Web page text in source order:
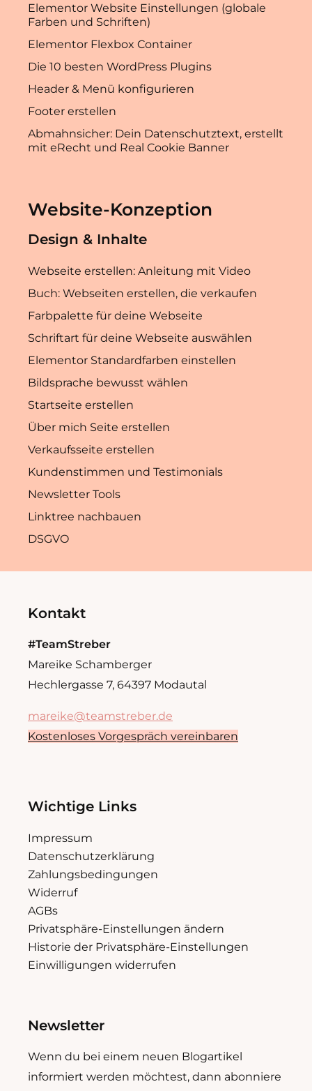
Elementor Website Einstellungen (globale
Farben und Schriften)
Elementor Flexbox Container
Die 10 besten WordPress Plugins
Header & Menü konfigurieren
Footer erstellen
Abmahnsicher: Dein Datenschutztext, erstellt
mit eRecht und Real Cookie Banner
Website-Konzeption
Design & Inhalte
Webseite erstellen: Anleitung mit Video
Buch: Webseiten erstellen, die verkaufen
Farbpalette für deine Webseite
Schriftart für deine Webseite auswählen
Elementor Standardfarben einstellen
Bildsprache bewusst wählen
Startseite erstellen
Über mich Seite erstellen
Verkaufsseite erstellen
Kundenstimmen und Testimonials
Newsletter Tools
Linktree nachbauen
DSGVO
Kontakt
#TeamStreber
Mareike Schamberger
Hechlergasse 7, 64397 Modautal
mareike@teamstreber.de
Kostenloses Vorgespräch vereinbaren
Wichtige Links
Impressum
Datenschutzerklärung
Zahlungsbedingungen
Widerruf
AGBs
Privatsphäre-Einstellungen ändern
Historie der Privatsphäre-Einstellungen
Einwilligungen widerrufen
Newsletter
Wenn du bei einem neuen Blogartikel
informiert werden möchtest, dann abonniere